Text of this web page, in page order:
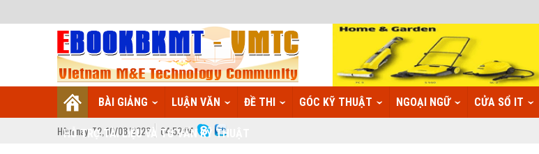
BÀI GIẢNG LUẬN VĂN ĐỀ THI GÓC KỸ THUẬT NGOẠI NGỮ CỬA SỔ IT
HỖ TRỢ TÀI LIỆU VÀ TƯ VẤN KỸ THUẬT
Hôm nay: T2, 10/08/2026 04:52:05